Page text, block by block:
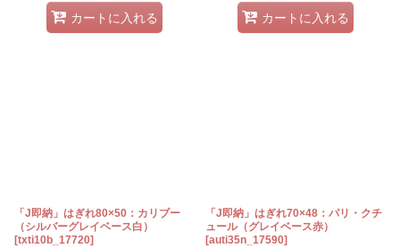
カートに入れる カートに入れる
「J即納」はぎれ80×50：カリブー
（シルバーグレイベース白）
[txti10b_17720]
「J即納」はぎれ70×48：パリ・クチ
ュール（グレイベース赤）
[auti35n_17590]